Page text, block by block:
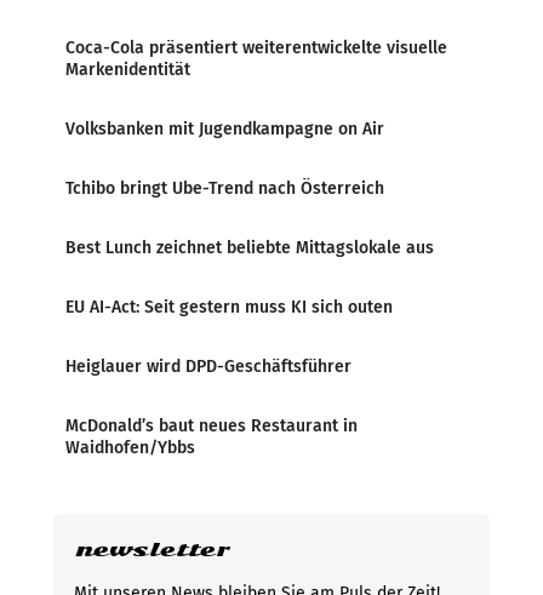
Coca-Cola präsentiert weiterentwickelte visuelle
Markenidentität
Volksbanken mit Jugendkampagne on Air
Tchibo bringt Ube-Trend nach Österreich
Best Lunch zeichnet beliebte Mittagslokale aus
EU AI-Act: Seit gestern muss KI sich outen
Heiglauer wird DPD-Geschäftsführer
McDonald’s baut neues Restaurant in
Waidhofen/Ybbs
newsletter